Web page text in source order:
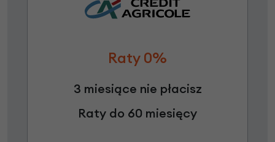
Raty 0%
3 miesiące nie płacisz
Raty do 60 miesięcy